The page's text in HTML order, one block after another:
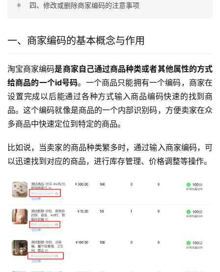
四、修改或删除商家编码的注意事项
一、商家编码的基本概念与作用
淘宝商家编码是商家自己通过商品种类或者其他属性的方式
给商品的一个id号码。一个商品只能拥有一个编码，商家在
设置完成以后能通过各种方式输入商品编码快速的找到商
品。这个编码就像是商品的一个内部识别码，方便卖家在众
多商品中快速定位到特定的商品。
比如说，当卖家的商品种类繁多时，通过输入商家编码，可
以迅速找到对应的商品，进行库存管理、价格调整等操作。